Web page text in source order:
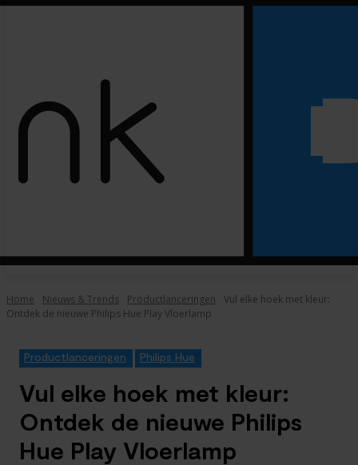
Home Nieuws & Trends Productlanceringen
Vul elke hoek met kleur:
Ontdek de nieuwe Philips Hue Play Vloerlamp
Productlanceringen Philips Hue
Vul elke hoek met kleur:
Ontdek de nieuwe Philips
Hue Play Vloerlamp